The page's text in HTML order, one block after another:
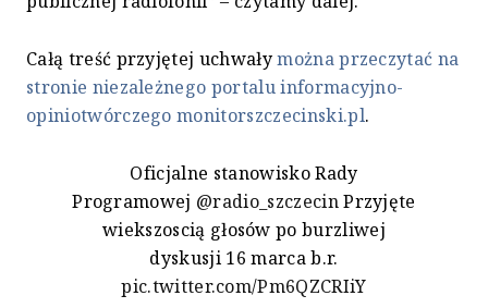
Całą treść przyjętej uchwałymożna przeczytać na
stronie niezależnego portalu informacyjno-
opiniotwórczego monitorszczecinski.pl.
Oficjalne stanowisko Rady
Programowej @radio_szczecinPrzyjęte
wiekszoscią głosów po burzliwej
dyskusji 16 marca b.r.
pic.twitter.com/Pm6QZCRIiY